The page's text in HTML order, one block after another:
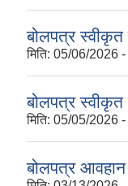
बोलपत्र
मिति: 05/06/2026
बोलपत्र
मिति: 05/05/2026
बोलपत्र आवहान